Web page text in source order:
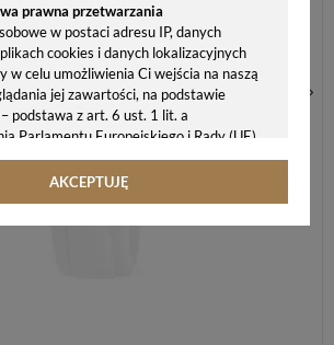
prawna przetwarzania
w postaci adresu IP, danych
cookies i danych lokalizacyjnych
w celu umożliwienia Ci wejścia na naszą
jej zawartości, na podstawie
podstawa z art. 6 ust. 1 lit. a
Parlamentu Europejskiego i Rady (UE)
r. w sprawie ochrony osób
z przetwarzaniem danych
AKCEPTUJĘ